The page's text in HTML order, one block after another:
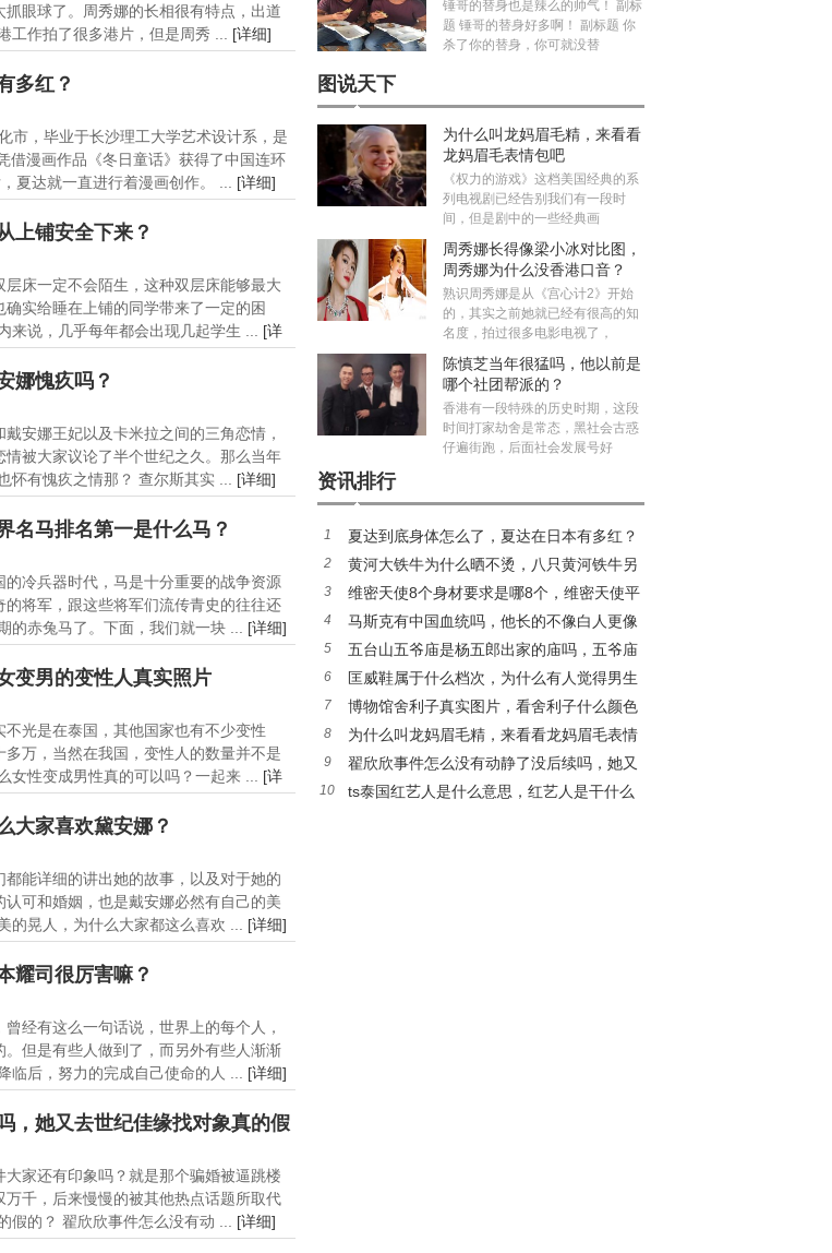
眼球了。周秀娜的长相很有特点，出道
工作拍了很多港片，但是周秀 ... [详细]
多红？
市，毕业于长沙理工大学艺术设计系，是
借漫画作品《冬日童话》获得了中国连环
夏达就一直进行着漫画创作。 ... [详细]
上铺安全下来？
层床一定不会陌生，这种双层床能够最大
实给睡在上铺的同学带来了一定的困
来说，几乎每年都会出现几起学生 ... [详
娜愧疚吗？
安娜王妃以及卡米拉之间的三角恋情，
被大家议论了半个世纪之久。那么当年
怀有愧疚之情那？ 查尔斯其实 ... [详细]
名马排名第一是什么马？
冷兵器时代，马是十分重要的战争资源
将军，跟这些将军们流传青史的往往还
的赤兔马了。下面，我们就一块 ... [详细]
变男的变性人真实照片
光是在泰国，其他国家也有不少变性
万，当然在我国，变性人的数量并不是
女性变成男性真的可以吗？一起来 ... [详
大家喜欢黛安娜？
能详细的讲出她的故事，以及对于她的
可和婚姻，也是戴安娜必然有自己的美
的晃人，为什么大家都这么喜欢 ... [详细]
耀司很厉害嘛？
经有这么一句话说，世界上的每个人，
但是有些人做到了，而另外有些人渐渐
临后，努力的完成自己使命的人 ... [详细]
，她又去世纪佳缘找对象真的假
家还有印象吗？就是那个骗婚被逼跳楼
千，后来慢慢的被其他热点话题所取代
假的？ 翟欣欣事件怎么没有动 ... [详细]
锤哥的替身也是辣么的帅气！ 副标
题 锤哥的替身好多啊！ 副标题 你
杀了你的替身，你可就没替
图说天下
为什么叫龙妈眉毛精，来看看
龙妈眉毛表情包吧
《权力的游戏》这档美国经典的系
列电视剧已经告别我们有一段时
间，但是剧中的一些经典画
周秀娜长得像梁小冰对比图，
周秀娜为什么没香港口音？
熟识周秀娜是从《宫心计2》开始
的，其实之前她就已经有很高的知
名度，拍过很多电影电视了，
陈慎芝当年很猛吗，他以前是
哪个社团帮派的？
香港有一段特殊的历史时期，这段
时间打家劫舍是常态，黑社会古惑
仔遍街跑，后面社会发展号好
资讯排行
1 夏达到底身体怎么了，夏达在日本有多红？
2
黄河大铁牛为什么晒不烫，八只黄河铁牛另
四个在哪里？
3
维密天使8个身材要求是哪8个，维密天使平
均体重多少斤？
4
马斯克有中国血统吗，他长的不像白人更像
中国人
5
五台山五爷庙是杨五郎出家的庙吗，五爷庙
求什么最灵？
6
匡威鞋属于什么档次，为什么有人觉得男生
穿匡威好丢人？
7
博物馆舍利子真实图片，看舍利子什么颜色
的好
8
为什么叫龙妈眉毛精，来看看龙妈眉毛表情
包吧
9
翟欣欣事件怎么没有动静了没后续吗，她又
去世纪佳缘找对象真的假的
10
ts泰国红艺人是什么意思，红艺人是干什么